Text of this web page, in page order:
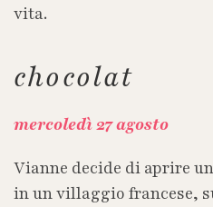
vita.
chocolat
mercoledì27agosto
Vianne decide di aprire
in un villaggio francese,